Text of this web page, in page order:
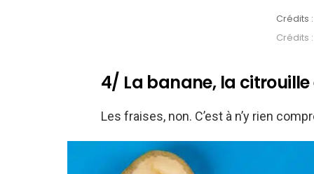
Crédits
Crédits
4/ La banane, la
Les fraises, non. C’est à n’y rien